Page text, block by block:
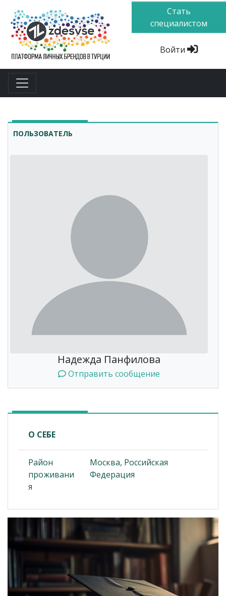
Стать
специалистом
Войти
ПОЛЬЗОВАТЕЛЬ
Надежда Панфилова
Отправить сообщение
О СЕБЕ
Район
проживани
я
Москва, Российская
Федерация